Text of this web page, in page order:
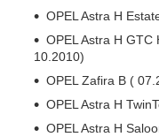
OPEL Astra H
OPEL Astra H
10.2010)
OPEL Zafira B (
OPEL Astra H
OPEL Astra H